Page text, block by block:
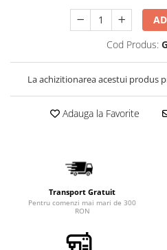
Cod Produs:
La achizitionarea acestui produs
Adauga la Favorite
Transport Gratuit
Pentru comenzi mai mari de 300
RON